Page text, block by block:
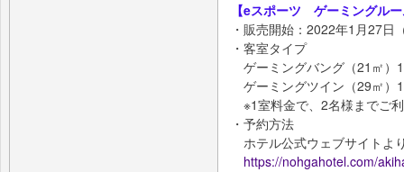
【eスポーツ ゲーミングル
・販売開始：2022年1⽉27⽇
・客室タイプ
ゲーミングバング（21㎡）
ゲーミングツイン（29㎡）
※1室料金で、2名様までご
・予約⽅法
ホテル公式ウェブサイトよ
https://nohgahotel.com/